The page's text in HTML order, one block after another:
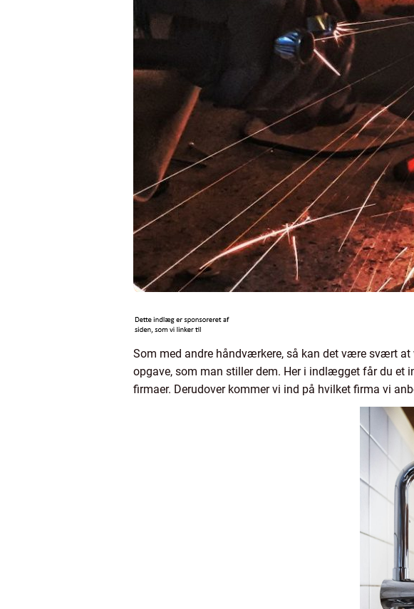
Som med andre håndværkere, så kan det være svært
opgave, som man stiller dem. Her i indlægget får du et
firmaer. Derudover kommer vi ind på hvilket firma vi